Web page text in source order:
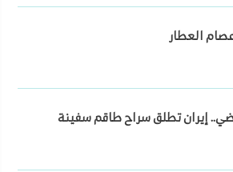
العطار
إيران تطلق سراح طاقم سفينة